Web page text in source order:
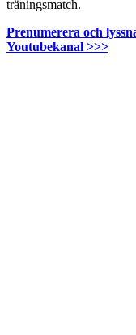
träningsmatch.
Prenumerera och
Youtubekanal >>>